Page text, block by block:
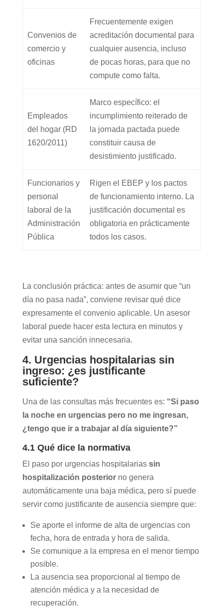
Convenios de
comercio y
oficinas
Frecuentemente exigen
acreditación documental para
cualquier ausencia, incluso
de pocas horas, para que no
compute como falta.
Empleados
del hogar (RD
1620/2011)
Marco específico: el
incumplimiento reiterado de
la jornada pactada puede
constituir causa de
desistimiento justificado.
Funcionarios y
personal
laboral de la
Administración
Pública
Rigen el EBEP y los pactos
de funcionamiento interno. La
justificación documental es
obligatoria en prácticamente
todos los casos.
La conclusión práctica: antes de asumir que “un
día no pasa nada”, conviene revisar qué dice
expresamente el convenio aplicable. Un asesor
laboral puede hacer esta lectura en minutos y
evitar una sanción innecesaria.
4. Urgencias hospitalarias sin
ingreso: ¿es justificante
suficiente?
Una de las consultas más frecuentes es: “Si paso
la noche en urgencias pero no me ingresan,
¿tengo que ir a trabajar al día siguiente?”
4.1 Qué dice la normativa
El paso por urgencias hospitalarias sin
hospitalización posteriorno genera
automáticamente una baja médica, pero sí puede
servir como justificante de ausencia siempre que:
Se aporte el informe de alta de urgencias con
fecha, hora de entrada y hora de salida.
Se comunique a la empresa en el menor tiempo
posible.
La ausencia sea proporcional al tiempo de
atención médica y a la necesidad de
recuperación.